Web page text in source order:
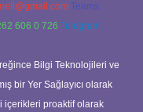
Teams:
606 0 726 Telegram:
Bilgi Teknolojileri ve
bir Yer Sağlayıcı olarak
içerikleri proaktif olarak